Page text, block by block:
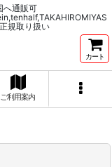
へ通販可
規取り扱い
カート
ご利用案内